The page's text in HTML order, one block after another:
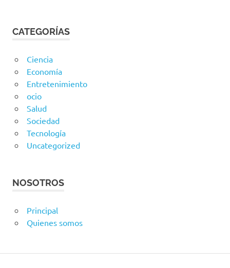
CATEGORÍAS
Ciencia
Economía
Entretenimiento
ocio
Salud
Sociedad
Tecnología
Uncategorized
NOSOTROS
Principal
Quienes somos